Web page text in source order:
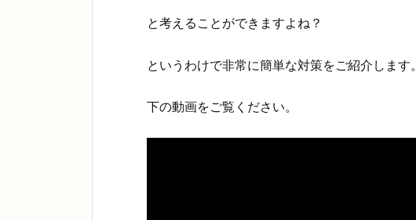
と考えることができますよね？
というわけで非常に簡単な対策をご紹介します。
下の動画をご覧ください。